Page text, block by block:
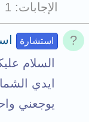
الإجابات
1
استشارة
السلام
ايدي
يوجعني